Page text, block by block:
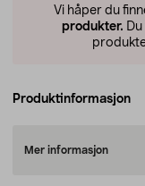
Vi håper du
produkter.
Produktinformasjon
Mer informasjon